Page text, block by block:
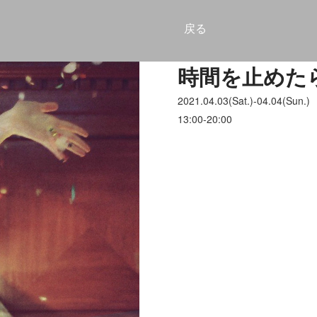
戻る
時間を止めた
2021.04.03(Sat.)-04.04(Sun.)
13:00-20:00